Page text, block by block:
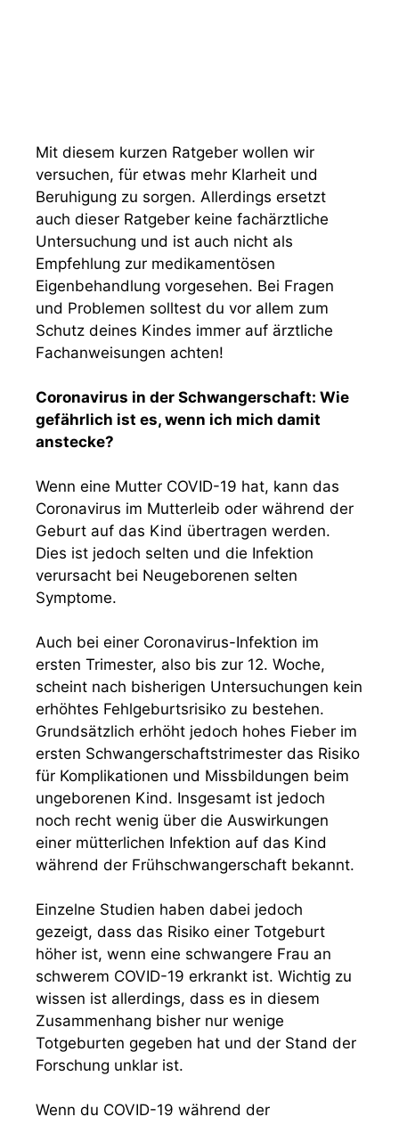
Mit diesem kurzen Ratgeber wollen wir
versuchen, für etwas mehr Klarheit und
Beruhigung zu sorgen. Allerdings ersetzt
auch dieser Ratgeber keine fachärztliche
Untersuchung und ist auch nicht als
Empfehlung zur medikamentösen
Eigenbehandlung vorgesehen. Bei Fragen
und Problemen solltest du vor allem zum
Schutz deines Kindes immer auf ärztliche
Fachanweisungen achten!
Coronavirus in der Schwangerschaft: Wie
gefährlich ist es, wenn ich mich damit
anstecke?
Wenn eine Mutter COVID-19 hat, kann das
Coronavirus im Mutterleib oder während der
Geburt auf das Kind übertragen werden.
Dies ist jedoch selten und die Infektion
verursacht bei Neugeborenen selten
Symptome.
Auch bei einer Coronavirus-Infektion im
ersten Trimester, also bis zur 12. Woche,
scheint nach bisherigen Untersuchungen kein
erhöhtes Fehlgeburtsrisiko zu bestehen.
Grundsätzlich erhöht jedoch hohes Fieber im
ersten Schwangerschaftstrimester das Risiko
für Komplikationen und Missbildungen beim
ungeborenen Kind. Insgesamt ist jedoch
noch recht wenig über die Auswirkungen
einer mütterlichen Infektion auf das Kind
während der Frühschwangerschaft bekannt.
Einzelne Studien haben dabei jedoch
gezeigt, dass das Risiko einer Totgeburt
höher ist, wenn eine schwangere Frau an
schwerem COVID-19 erkrankt ist. Wichtig zu
wissen ist allerdings, dass es in diesem
Zusammenhang bisher nur wenige
Totgeburten gegeben hat und der Stand der
Forschung unklar ist.
Wenn du COVID-19 während der